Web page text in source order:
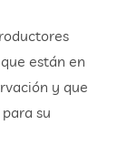
están en
y que
su